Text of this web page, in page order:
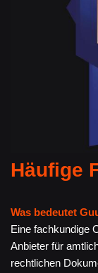
Häufige
Was bedeutet
Eine fachkundige
Anbieter für
rechtlichen